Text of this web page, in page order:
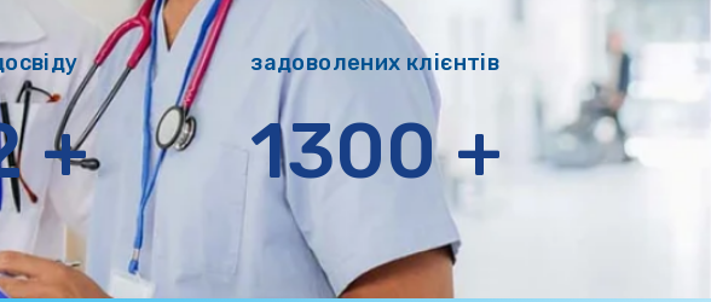
+
задоволених клієнтів
1300 +